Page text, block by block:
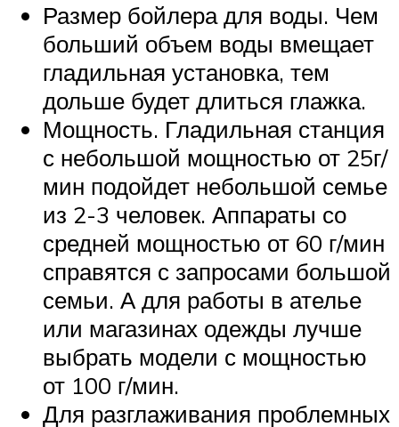
Размер бойлера для воды. Чем
больший объем воды вмещает
гладильная установка, тем
дольше будет длиться глажка.
Мощность. Гладильная станция
с небольшой мощностью от 25г/
мин подойдет небольшой семье
из 2-3 человек. Аппараты со
средней мощностью от 60 г/мин
справятся с запросами большой
семьи. А для работы в ателье
или магазинах одежды лучше
выбрать модели с мощностью
от 100 г/мин.
Для разглаживания проблемных